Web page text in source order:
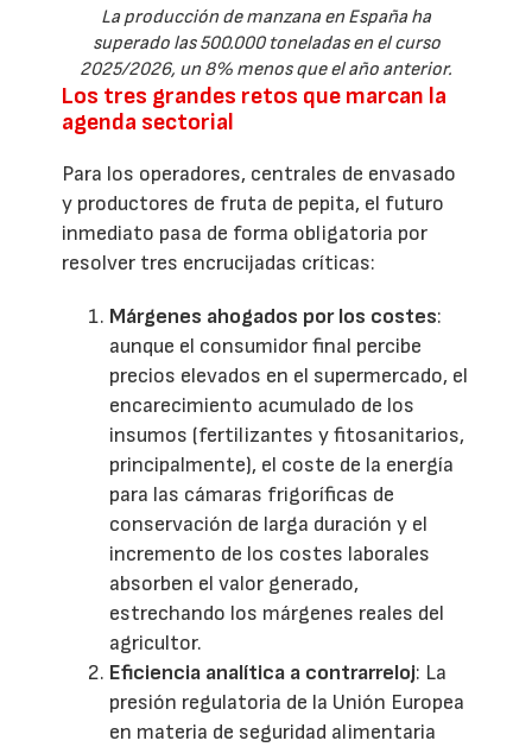
La producción de manzana en España ha
superado las 500.000 toneladas en el curso
2025/2026, un 8% menos que el año anterior.
Los tres grandes retos que marcan la
agenda sectorial
Para los operadores, centrales de envasado
y productores de fruta de pepita, el futuro
inmediato pasa de forma obligatoria por
resolver tres encrucijadas críticas:
Márgenes ahogados por los costes:
aunque el consumidor final percibe
precios elevados en el supermercado, el
encarecimiento acumulado de los
insumos (fertilizantes y fitosanitarios,
principalmente), el coste de la energía
para las cámaras frigoríficas de
conservación de larga duración y el
incremento de los costes laborales
absorben el valor generado,
estrechando los márgenes reales del
agricultor.
Eficiencia analítica a contrarreloj: La
presión regulatoria de la Unión Europea
en materia de seguridad alimentaria